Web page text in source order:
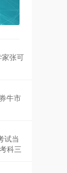
家张可
牛市
试当
科三